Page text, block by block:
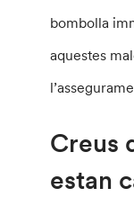
bombolla
aquestes
Creus
estan